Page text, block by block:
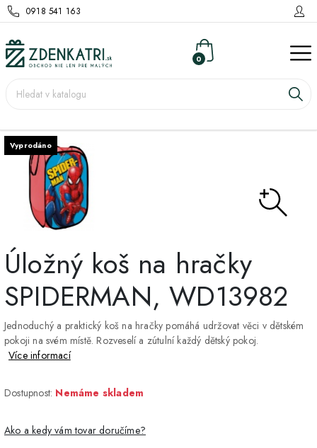
0918 541 163
0
Vyprodáno
Úložný koš na hračky
SPIDERMAN, WD13982
Jednoduchý a praktický koš na hračky pomáhá udržovat věci v dětském
pokoji na svém místě. Rozveselí a zútulní každý dětský pokoj.
Více informací
Dostupnost: Nemáme skladem
Ako a kedy vám tovar doručíme?